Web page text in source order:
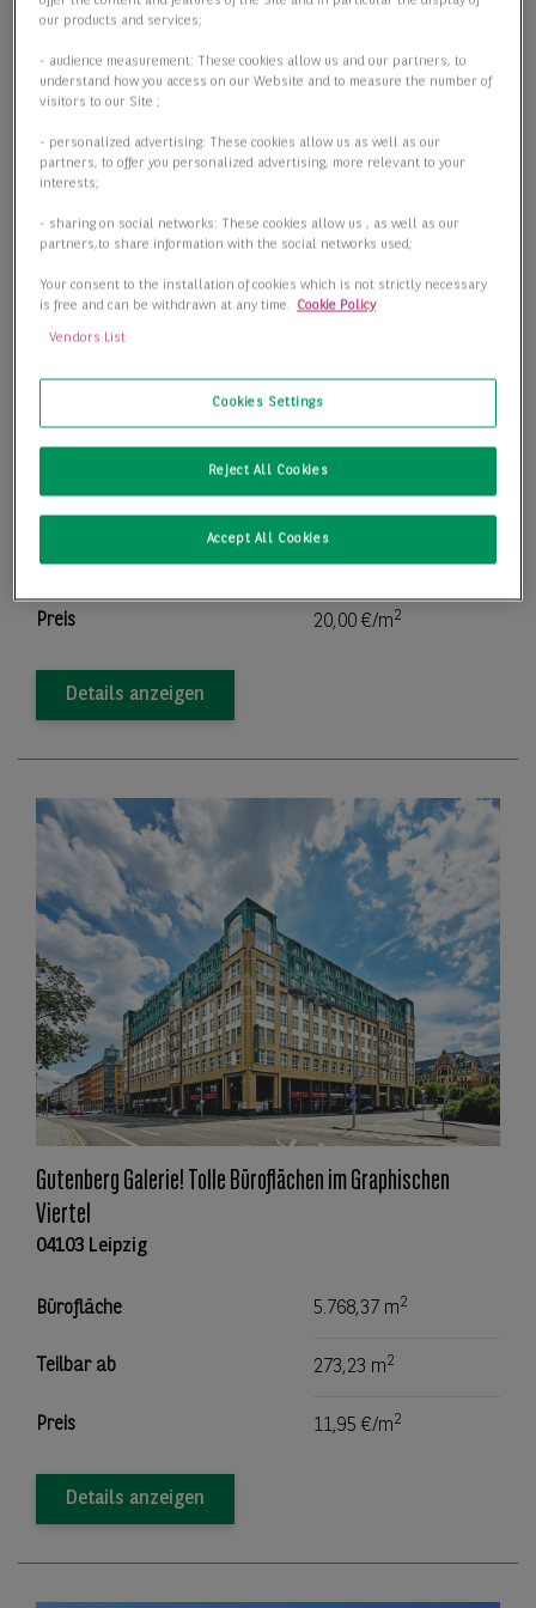
Stil trifft Ambient. Büroflächen im Kulturdenkmal!
04109 Leipzig
2
Teilbar ab 149,84 m
Preis 20,00 €/m2
Details anzeigen
Gutenberg Galerie! Tolle Büroflächen im Graphischen
Viertel
04103 Leipzig
Bürofläche 5.768,37 m2
Teilbar ab 273,23 m2
Preis 11,95 €/m2
Details anzeigen
our products and services;
- audience measurement: These cookies allow us and our partners, to
understand how you access on our Website and to measure the number of
visitors to our Site ;
- personalized advertising: These cookies allow us as well as our
partners, to offer you personalized advertising, more relevant to your
interests;
- sharing on social networks: These cookies allow us , as well as our
partners,to share information with the social networks used;
Your consent to the installation of cookies which is not strictly necessary
is free and can be withdrawn at any time. Cookie Policy
Vendors List
Cookies Settings
Reject All Cookies
Accept All Cookies